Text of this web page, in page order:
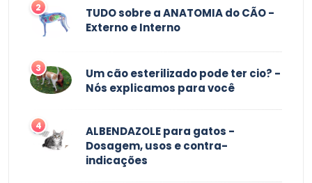
2
TUDO sobre a ANATOMIA do CÃO -
Externo e Interno
3
Um cão esterilizado pode ter cio? -
Nós explicamos para você
4
ALBENDAZOLE para gatos -
Dosagem, usos e contra-
indicações